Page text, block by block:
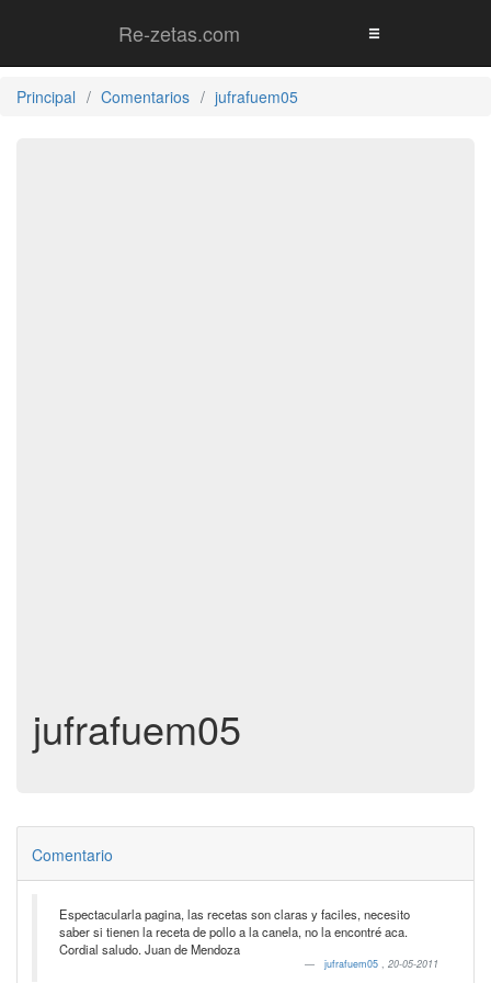
Re-zetas.com
Principal Comentarios jufrafuem05
jufrafuem05
Comentario
Espectacularla pagina, las recetas son claras y faciles, necesito
saber si tienen la receta de pollo a la canela, no la encontré aca.
Cordial saludo. Juan de Mendoza
jufrafuem05 , 20-05-2011